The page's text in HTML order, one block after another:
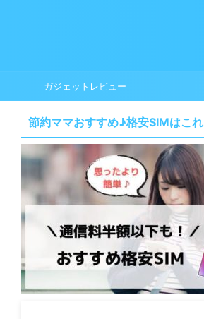
ガジェットレビュー
節約ママおすすめ♪格安SIMはこれ